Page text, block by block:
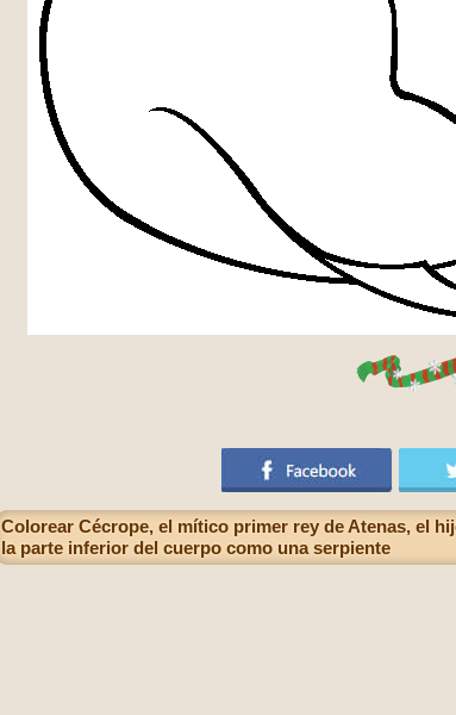
Colorear Cécrope, el mítico primer rey de Atenas, el
la parte inferior del cuerpo como una serpiente